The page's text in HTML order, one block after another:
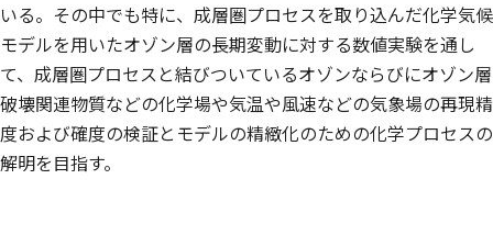
いる。その中でも特に、成層圏プロセスを取り込んだ化学気候
モデルを用いたオゾン層の長期変動に対する数値実験を通し
て、成層圏プロセスと結びついているオゾンならびにオゾン層
破壊関連物質などの化学場や気温や風速などの気象場の再現精
度および確度の検証とモデルの精緻化のための化学プロセスの
解明を目指す。